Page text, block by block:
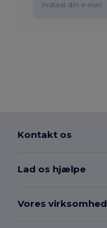
Kontakt os
Lad os hjælpe
Vores virksomhed